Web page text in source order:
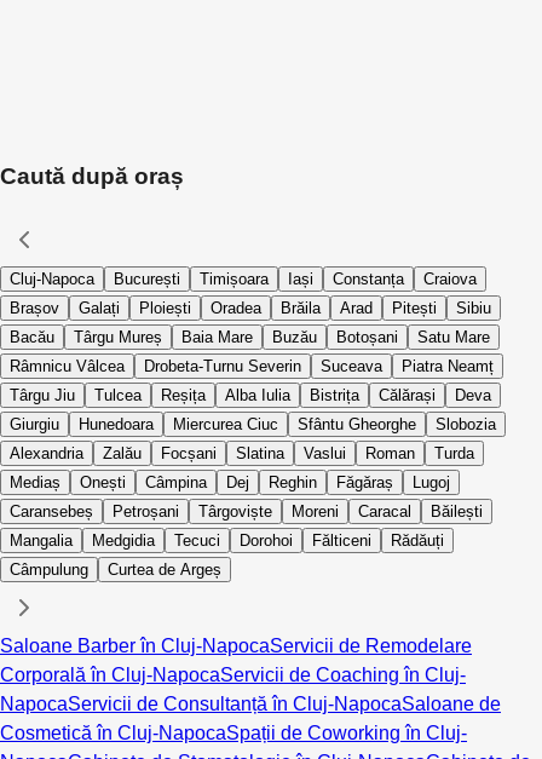
Caută după oraș
Cluj-Napoca București Timișoara Iași Constanța
Craiova
Brașov
Galați Ploiești Oradea Brăila Arad Pitești
Sibiu
Bacău
Târgu Mureș Baia Mare Buzău Botoșani
Satu Mare
Râmnicu Vâlcea
Drobeta-Turnu Severin Suceava
Piatra Neamț
Târgu Jiu
Tulcea Reșița Alba Iulia Bistrița Călărași
Deva
Giurgiu
Hunedoara Miercurea Ciuc Sfântu Gheorghe
Slobozia
Alexandria
Zalău Focșani Slatina Vaslui Roman
Turda
Mediaș
Onești Câmpina Dej Reghin Făgăraș
Lugoj
Caransebeș
Petroșani Târgoviște Moreni Caracal
Băilești
Mangalia
Medgidia Tecuci Dorohoi Fălticeni
Rădăuți
Câmpulung
Curtea de Argeș
Saloane Barber în Cluj-NapocaServicii de Remodelare
Corporală în Cluj-NapocaServicii de Coaching în Cluj-
NapocaServicii de Consultanță în Cluj-NapocaSaloane de
Cosmetică în Cluj-NapocaSpații de Coworking în Cluj-